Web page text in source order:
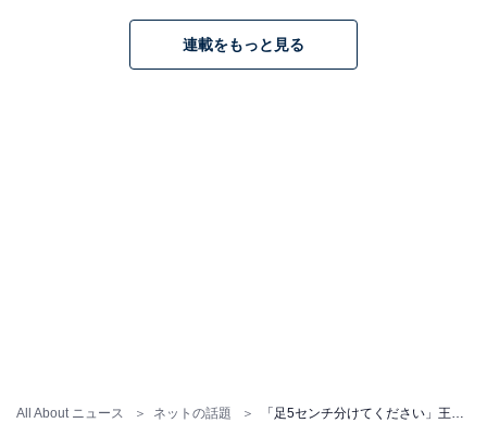
All About ニュース ネットの話題
連載をもっと見る